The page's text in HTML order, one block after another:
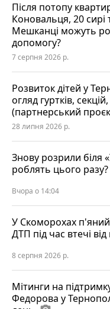
Після потопу
Коновальця, 20 сирі
Мешканці можуть
допомогу?
7 серпня 2026 р.
Розвиток дітей у
огляд гуртків,
(партнерський
28 липня 2026 р.
Знову розрили біля
роблять цього разу?
Вчора о 14:04
У Скоморохах
ДТП під час втечі
8 серпня 2026 р.
Мітинги на
Федорова у